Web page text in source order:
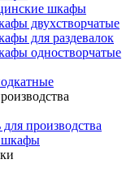
шкафы
двухстворчатые
для раздевалок
одностворчатые
производства
шкафы